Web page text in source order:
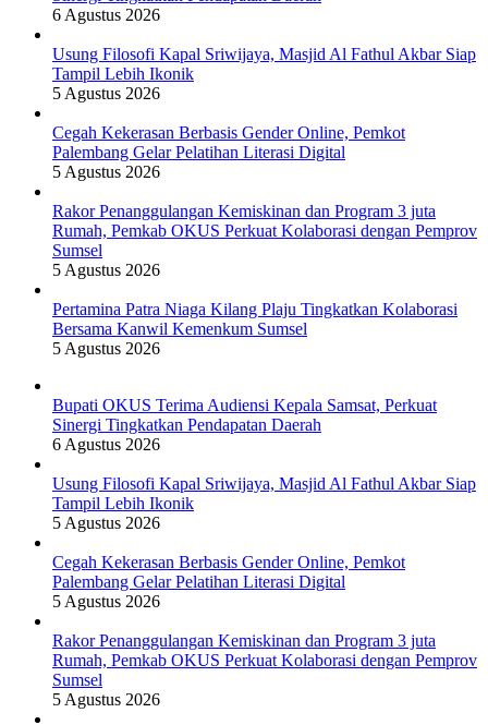
6 Agustus 2026
Usung Filosofi Kapal Sriwijaya, Masjid Al Fathul Akbar Siap
Tampil Lebih Ikonik
5 Agustus 2026
Cegah Kekerasan Berbasis Gender Online, Pemkot
Palembang Gelar Pelatihan Literasi Digital
5 Agustus 2026
Rakor Penanggulangan Kemiskinan dan Program 3 juta
Rumah, Pemkab OKUS Perkuat Kolaborasi dengan Pemprov
Sumsel
5 Agustus 2026
Pertamina Patra Niaga Kilang Plaju Tingkatkan Kolaborasi
Bersama Kanwil Kemenkum Sumsel
5 Agustus 2026
Bupati OKUS Terima Audiensi Kepala Samsat, Perkuat
Sinergi Tingkatkan Pendapatan Daerah
6 Agustus 2026
Usung Filosofi Kapal Sriwijaya, Masjid Al Fathul Akbar Siap
Tampil Lebih Ikonik
5 Agustus 2026
Cegah Kekerasan Berbasis Gender Online, Pemkot
Palembang Gelar Pelatihan Literasi Digital
5 Agustus 2026
Rakor Penanggulangan Kemiskinan dan Program 3 juta
Rumah, Pemkab OKUS Perkuat Kolaborasi dengan Pemprov
Sumsel
5 Agustus 2026